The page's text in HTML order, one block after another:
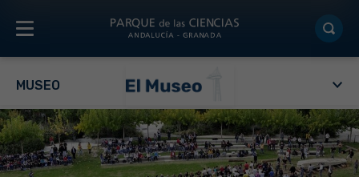
MUSEO